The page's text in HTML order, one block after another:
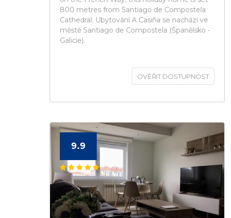
800 metres from Santiago de Compostela
Cathedral. Ubytování A Casiña se nachází ve
městě Santiago de Compostela (Španělsko -
Galicie).
OVĚŘIT DOSTUPNOST
9.9